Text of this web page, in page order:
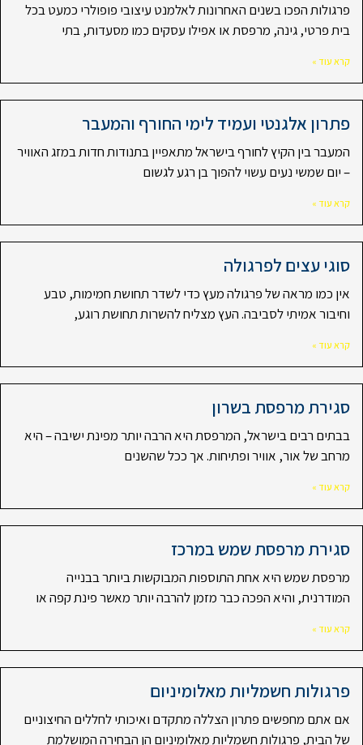
פרגולות הפכו בשנים האחרונות לאלמנט עיצובי פופולרי כמעט בכל
בית פרטי, גינה, מרפסת או אפילו עסקים כמו מסעדות, בתי
קרא עוד »
פתרון אלגנטי ועמיד לימי החורף והמעבר
המעבר בין הקיץ לחורף בישראל מתאפיין בתנודות חדות במזג האוויר
– יום שמשי נעים עשוי להפוך בן רגע לגשום
קרא עוד »
סוגי עצים לפרגולה
אין כמו מראה של פרגולה מעץ כדי לשדר תחושת חמימות, טבע
וחיבור אמיתי לסביבה. העץ מצליח להשרות תחושת רוגע,
קרא עוד »
סגירת מרפסת בשרון
בבתים רבים בישראל, המרפסת היא הרבה יותר מפינת ישיבה – היא
מרחב של אור, אוויר ופתיחות. אך ככל שהשנים
קרא עוד »
סגירת מרפסת שמש במרכז
מרפסת שמש היא אחת התוספות המבוקשות ביותר בבנייה
המודרנית, והיא הפכה כבר מזמן להרבה יותר מאשר פינת קפה או
קרא עוד »
פרגולות חשמליות מאלומיניום
אם אתם מחפשים פתרון הצללה מתקדם ואיכותי לחללים החיצוניים
של הבית, פרגולות חשמליות מאלומיניום הן הבחירה המושלמת